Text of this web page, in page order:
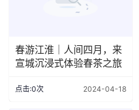
春游江淮｜人间四月，来
宣城沉浸式体验春茶之旅
点击:0次 2024-04-18